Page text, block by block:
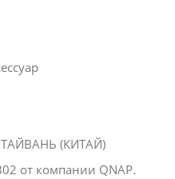
ТАЙВАНЬ (КИТАЙ)
от компании QNAP.